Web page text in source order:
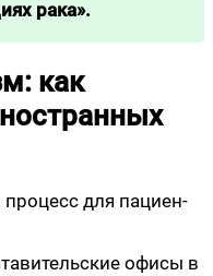
рака».
как
про­цесс для паци­ен­
офи­сы в